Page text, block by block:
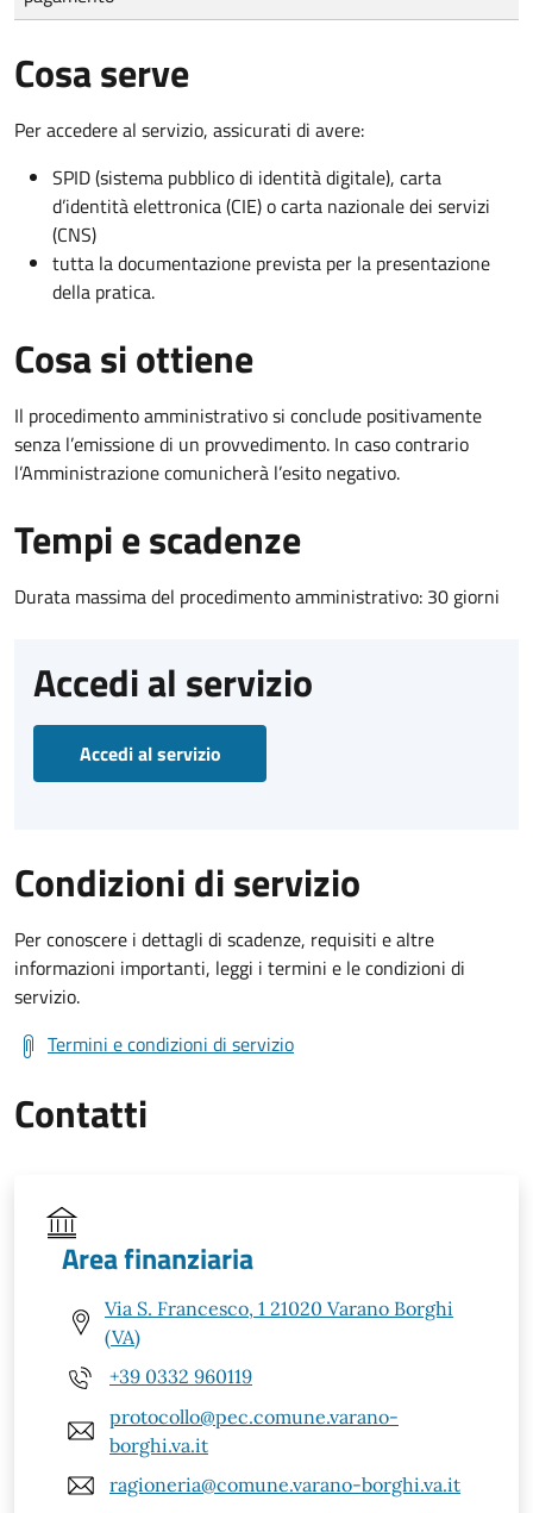
Cosa serve
Per accedere al servizio, assicurati di avere:
SPID (sistema pubblico di identità digitale), carta
d’identità elettronica (CIE) o carta nazionale dei servizi
(CNS)
tutta la documentazione prevista per la presentazione
della pratica.
Cosa si ottiene
Il procedimento amministrativo si conclude positivamente
senza l’emissione di un provvedimento. In caso contrario
l’Amministrazione comunicherà l’esito negativo.
Tempi e scadenze
Durata massima del procedimento amministrativo: 30 giorni
Accedi al servizio
Accedi al servizio
Condizioni di servizio
Per conoscere i dettagli di scadenze, requisiti e altre
informazioni importanti, leggi i termini e le condizioni di
servizio.
Termini e condizioni di servizio
Contatti
Area finanziaria
Via S. Francesco, 1 21020 Varano Borghi
(VA)
+39 0332 960119
protocollo@pec.comune.varano-
borghi.va.it
ragioneria@comune.varano-borghi.va.it